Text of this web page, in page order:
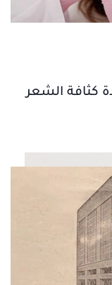
كثافة الشعر